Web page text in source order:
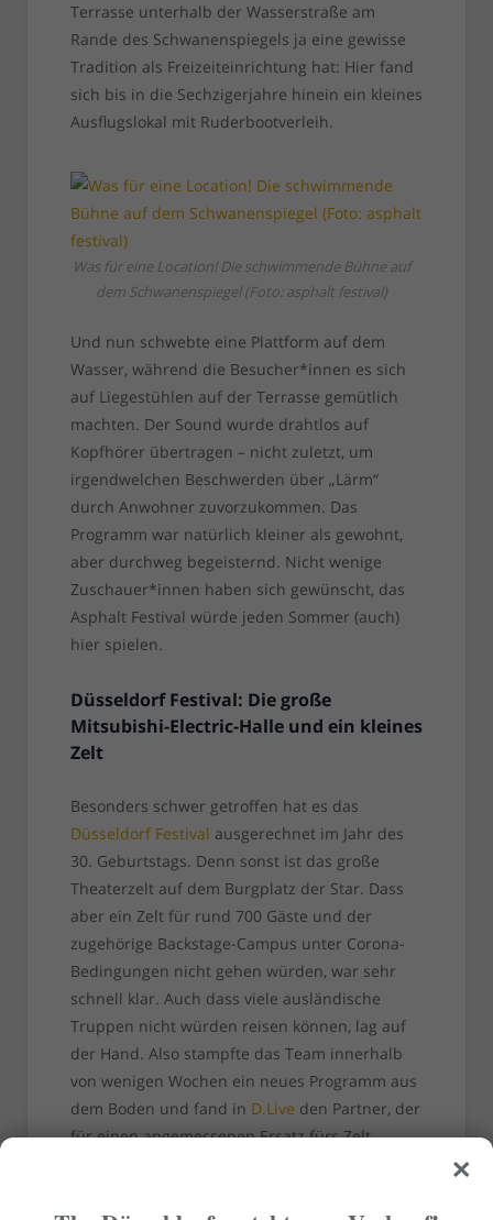
Terrasse unterhalb der Wasserstraße am
Rande des Schwanenspiegels ja eine gewisse
Tradition als Freizeiteinrichtung hat: Hier fand
sich bis in die Sechzigerjahre hinein ein kleines
Ausflugslokal mit Ruderbootverleih.
Was für eine Location! Die schwimmende Bühne auf
dem Schwanenspiegel (Foto: asphalt festival)
Und nun schwebte eine Plattform auf dem
Wasser, während die Besucher*innen es sich
auf Liegestühlen auf der Terrasse gemütlich
machten. Der Sound wurde drahtlos auf
Kopfhörer übertragen – nicht zuletzt, um
irgendwelchen Beschwerden über „Lärm“
durch Anwohner zuvorzukommen. Das
Programm war natürlich kleiner als gewohnt,
aber durchweg begeisternd. Nicht wenige
Zuschauer*innen haben sich gewünscht, das
Asphalt Festival würde jeden Sommer (auch)
hier spielen.
Düsseldorf Festival: Die große
Mitsubishi-Electric-Halle und ein kleines
Zelt
Besonders schwer getroffen hat es das
Düsseldorf Festival ausgerechnet im Jahr des
30. Geburtstags. Denn sonst ist das große
Theaterzelt auf dem Burgplatz der Star. Dass
aber ein Zelt für rund 700 Gäste und der
zugehörige Backstage-Campus unter Corona-
Bedingungen nicht gehen würden, war sehr
schnell klar. Auch dass viele ausländische
Truppen nicht würden reisen können, lag auf
der Hand. Also stampfte das Team innerhalb
von wenigen Wochen ein neues Programm aus
dem Boden und fand in D.Live den Partner, der
für einen angemessenen Ersatz fürs Zelt
×